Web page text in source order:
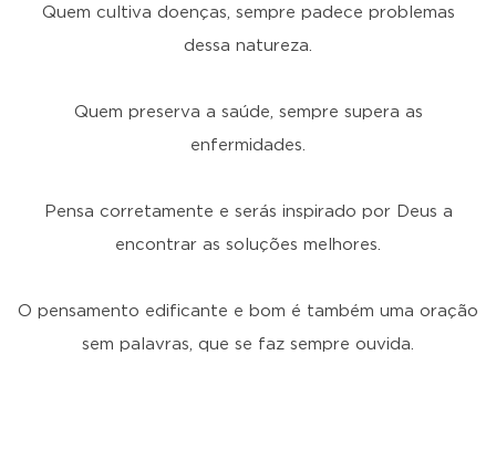
Quem cultiva doenças, sempre padece problemas
dessa natureza.
Quem preserva a saúde, sempre supera as
enfermidades.
Pensa corretamente e serás inspirado por Deus a
encontrar as soluções melhores.
O pensamento edificante e bom é também uma oração
sem palavras, que se faz sempre ouvida.